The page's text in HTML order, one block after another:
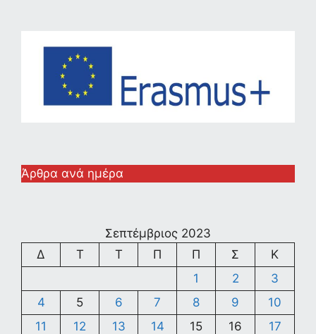
Άρθρα ανά ημέρα
Σεπτέμβριος 2023
Δ
Τ Τ Π Π Σ
Κ
1
2
3
4
5 6 7 8 9
10
11
12 13 14 15 16
17